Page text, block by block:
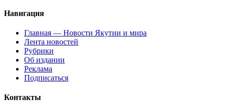
Навигация
Главная — Новости Якутии и мира
Лента новостей
Рубрики
Об издании
Реклама
Подписаться
Контакты